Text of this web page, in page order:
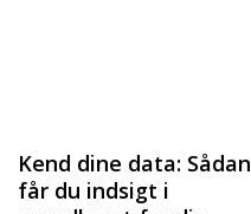
Kend dine data: Sådan
får du indsigt i